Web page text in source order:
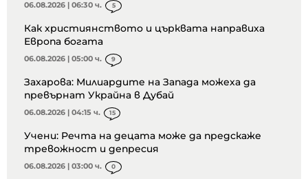
06.08.2026 | 06:30 ч. 5
Как християнството и църквата направиха
Европа богата
06.08.2026 | 05:00 ч. 9
Захарова: Милиардите на Запада можеха да
превърнат Украйна в Дубай
06.08.2026 | 04:15 ч. 15
Учени: Речта на децата може да предскаже
тревожност и депресия
06.08.2026 | 03:00 ч. 0